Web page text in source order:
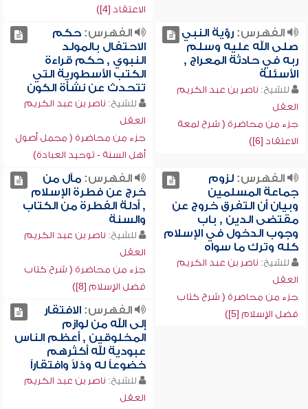
الاعتقاد [4])
الفهرس:رؤية النبي
صلى الله عليه وسلم
ربه في حادثة المعراج ,
الأسئلة
للشيخ: ناصر بن عبد الكريم
العقل
جزء من محاضرة ( شرح لمعة
الاعتقاد [6])
الفهرس:حكم
الاحتفال بالمولد
النبوي , حكم قراءة
الكتب الأسطورية التي
تتحدث عن نشأة الكون
للشيخ: ناصر بن عبد الكريم
العقل
جزء من محاضرة ( مجمل أصول
أهل السنة - توحيد العبادة)
الفهرس:لزوم
جماعة المسلمين
وبيان أن التفرق خروج عن
مقتضى الدين , باب
وجوب الدخول في الإسلام
كله وترك ما سواه
للشيخ: ناصر بن عبد الكريم
العقل
جزء من محاضرة ( شرح كتاب
فضل الإسلام [5])
الفهرس:مآل من
خرج عن فطرة الإسلام
, أدلة الفطرة من الكتاب
والسنة
للشيخ: ناصر بن عبد الكريم
العقل
جزء من محاضرة ( شرح كتاب
فضل الإسلام [8])
الفهرس:الافتقار
إلى الله من لوازم
المخلوقين , أعظم الناس
عبودية لله أكثرهم
خضوعاً له وذلاً وافتقاراً
للشيخ: ناصر بن عبد الكريم
العقل